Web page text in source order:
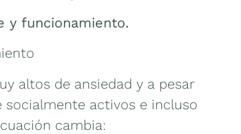
y funcionamiento.
altos de ansiedad y a pesar
socialmente activos e incluso
cambia: